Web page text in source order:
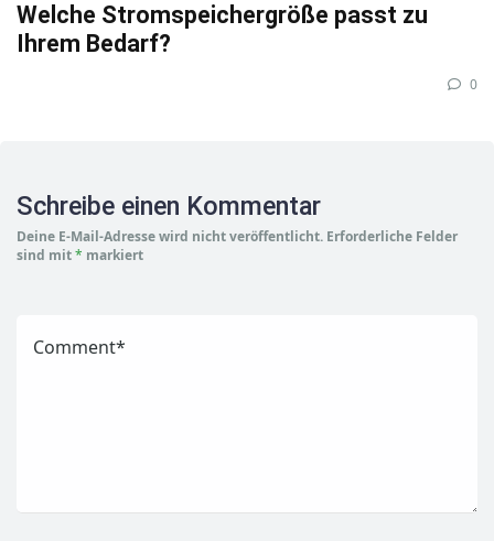
Welche Stromspeichergröße passt zu
Ihrem Bedarf?
0
Schreibe einen Kommentar
Deine E-Mail-Adresse wird nicht veröffentlicht. Erforderliche Felder
sind mit* markiert